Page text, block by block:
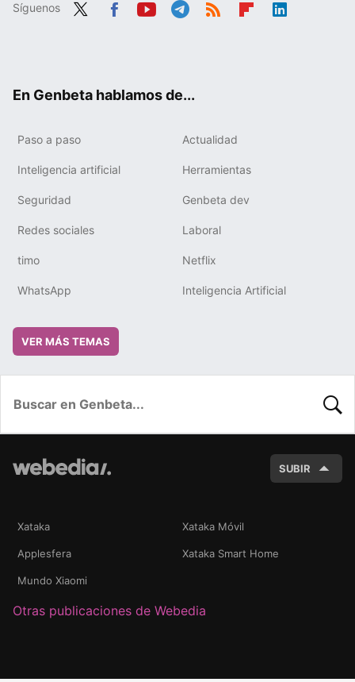
Síguenos
En Genbeta hablamos de...
Paso a paso Actualidad
Inteligencia artificial Herramientas
Seguridad Genbeta dev
Redes sociales Laboral
timo Netflix
WhatsApp Inteligencia Artificial
VER MÁS TEMAS
SUBIR
Xataka Xataka Móvil
Applesfera Xataka Smart Home
Mundo Xiaomi
Otras publicaciones de Webedia